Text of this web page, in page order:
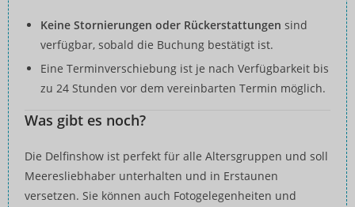
Keine Stornierungen oder Rückerstattungen sind
verfügbar, sobald die Buchung bestätigt ist.
Eine Terminverschiebung ist je nach Verfügbarkeit bis
zu 24 Stunden vor dem vereinbarten Termin möglich.
Was gibt es noch?
Die Delfinshow ist perfekt für alle Altersgruppen und soll
Meeresliebhaber unterhalten und in Erstaunen
versetzen. Sie können auch Fotogelegenheiten und